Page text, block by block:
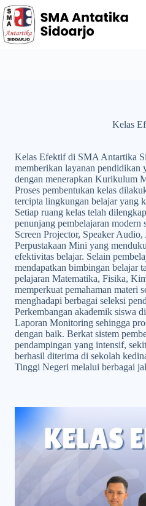
Kelas
Kelas Efektif di SMA Antartika
memberikan layanan pendidikan
dengan menerapkan Kurikulum
Proses pembentukan kelas
tercipta lingkungan belajar yang
Setiap ruang kelas telah
penunjang pembelajaran
Screen Projector, Speaker
Perpustakaan Mini yang
efektivitas belajar. Selain
mendapatkan bimbingan belajar
pelajaran Matematika, Fisika,
memperkuat pemahaman materi
menghadapi berbagai seleksi
Perkembangan akademik siswa
Laporan Monitoring sehingga
dengan baik. Berkat sistem
pendampingan yang intensif,
berhasil diterima di sekolah
Tinggi Negeri melalui berbagai